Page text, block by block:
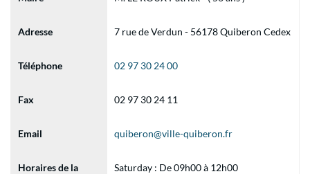
Adresse 7 rue de Verdun - 56178 Quiberon Cedex
Téléphone 02 97 30 24 00
Fax 02 97 30 24 11
Email quiberon@ville-quiberon.fr
Horaires de la
Saturday : De 09h00 à 12h00